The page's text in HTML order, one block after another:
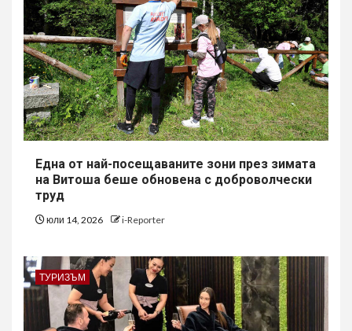
Една от най-посещаваните зони през зимата
на Витоша беше обновена с доброволчески
труд
юли 14, 2026 i-Reporter
ТУРИЗЪМ